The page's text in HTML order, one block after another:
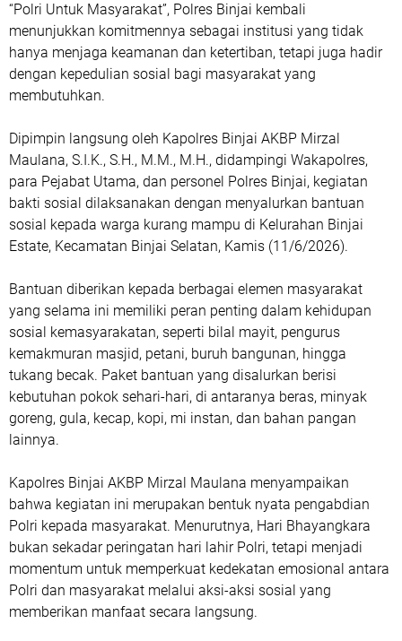
“Polri Untuk Masyarakat”, Polres Binjai kembali
menunjukkan komitmennya sebagai institusi yang tidak
hanya menjaga keamanan dan ketertiban, tetapi juga hadir
dengan kepedulian sosial bagi masyarakat yang
membutuhkan.
Dipimpin langsung oleh Kapolres Binjai AKBP Mirzal
Maulana, S.I.K., S.H., M.M., M.H., didampingi Wakapolres,
para Pejabat Utama, dan personel Polres Binjai, kegiatan
bakti sosial dilaksanakan dengan menyalurkan bantuan
sosial kepada warga kurang mampu di Kelurahan Binjai
Estate, Kecamatan Binjai Selatan, Kamis (11/6/2026).
Bantuan diberikan kepada berbagai elemen masyarakat
yang selama ini memiliki peran penting dalam kehidupan
sosial kemasyarakatan, seperti bilal mayit, pengurus
kemakmuran masjid, petani, buruh bangunan, hingga
tukang becak. Paket bantuan yang disalurkan berisi
kebutuhan pokok sehari-hari, di antaranya beras, minyak
goreng, gula, kecap, kopi, mi instan, dan bahan pangan
lainnya.
Kapolres Binjai AKBP Mirzal Maulana menyampaikan
bahwa kegiatan ini merupakan bentuk nyata pengabdian
Polri kepada masyarakat. Menurutnya, Hari Bhayangkara
bukan sekadar peringatan hari lahir Polri, tetapi menjadi
momentum untuk memperkuat kedekatan emosional antara
Polri dan masyarakat melalui aksi-aksi sosial yang
memberikan manfaat secara langsung.